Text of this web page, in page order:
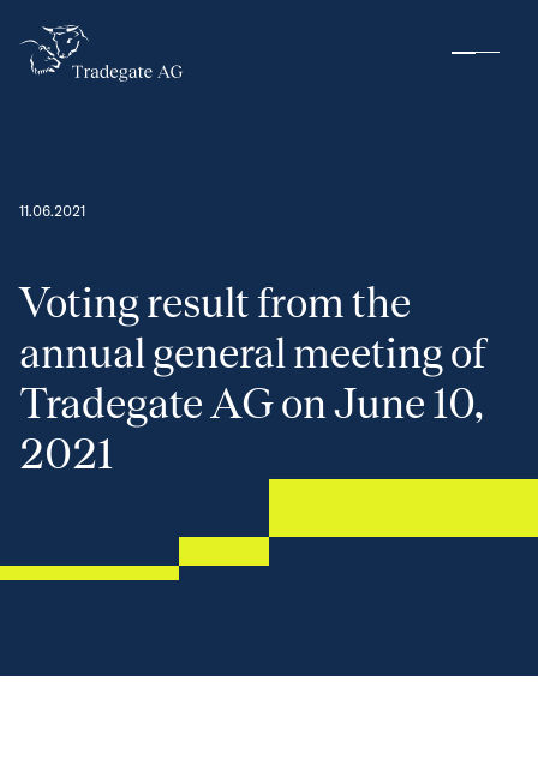
11.06.2021
Voting result from the
annual general meeting of
Tradegate AG on June 10,
2021